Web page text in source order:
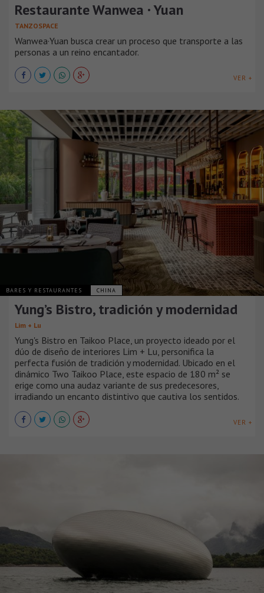
Restaurante Wanwea · Yuan
TANZOSPACE
Wanwea·Yuan busca crear un proceso que transporte a las
personas a un reino encantador.
VER +
BARES Y RESTAURANTES CHINA
Yung’s Bistro, tradición y modernidad
Lim + Lu
Yung's Bistro en Taikoo Place, un proyecto ideado por el
dúo de diseño de interiores Lim + Lu, personifica la
perfecta fusión de tradición y modernidad. Ubicado en el
dinámico Two Taikoo Place, este espacio de 180 m² se
erige como una audaz variante de sus predecesores,
irradiando un encanto distintivo que cautiva los sentidos.
VER +